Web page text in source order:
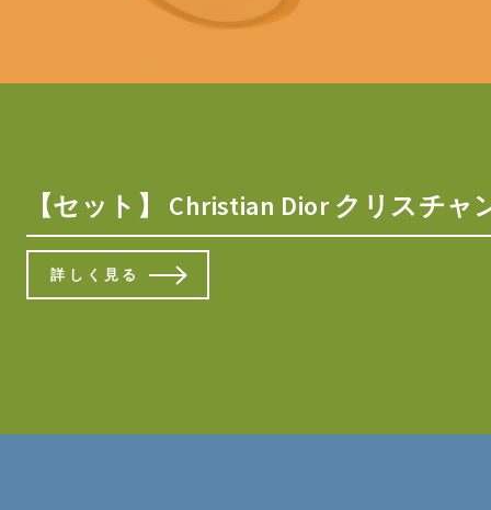
【セット】 Christian Dior クリスチ
詳しく見る